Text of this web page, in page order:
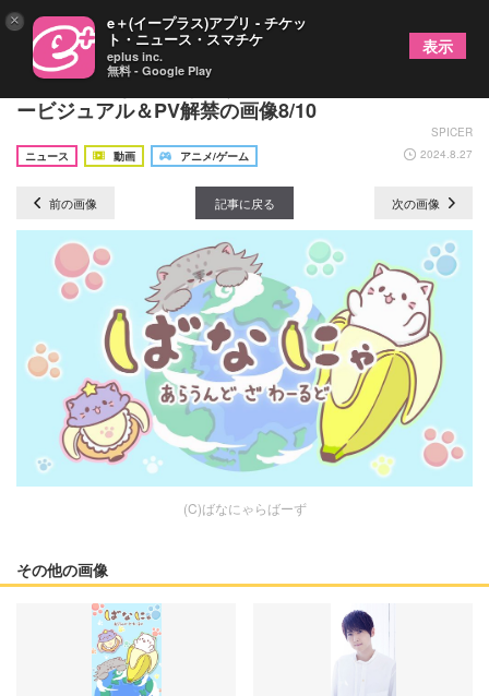
アニメ『ばなにゃ あらうんど ざ わーるど』ティザ
ービジュアル＆PV解禁の画像8/10
SPICER
ニュース
動画 アニメ/ゲーム 2024.8.27
前の画像 記事に戻る 次の画像
(C)ばなにゃらばーず
その他の画像
× e＋(イープラス)アプリ - チケッ
ト・ニュース・スマチケ
eplus inc.
無料 - Google Play
表示